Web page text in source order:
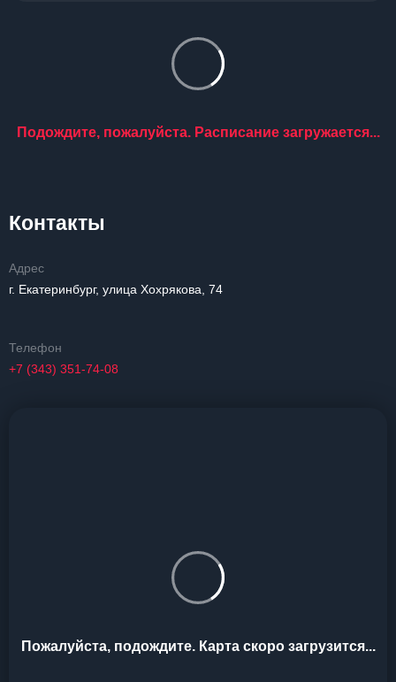
Подождите, пожалуйста. Расписание загружается...
Контакты
Адрес
г. Екатеринбург, улица Хохрякова, 74
Телефон
+7 (343) 351-74-08
Пожалуйста, подождите. Карта скоро загрузится...